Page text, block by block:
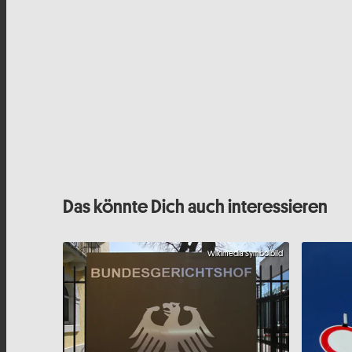
Das könnte Dich auch interessieren
Wikimedia Symbolbild